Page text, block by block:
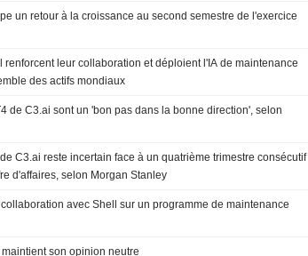
un retour à la croissance au second semestre de l'exercice
renforcent leur collaboration et déploient l'IA de maintenance
des actifs mondiaux
de C3.ai sont un 'bon pas dans la bonne direction', selon
C3.ai reste incertain face à un quatrième trimestre consécutif
d'affaires, selon Morgan Stanley
avec Shell sur un programme de maintenance
: UBS maintient son opinion neutre